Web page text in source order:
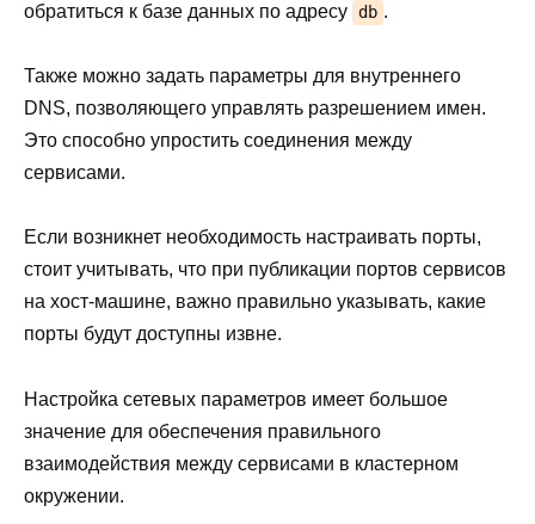
обратиться к базе данных по адресу db .
Также можно задать параметры для внутреннего
DNS, позволяющего управлять разрешением имен.
Это способно упростить соединения между
сервисами.
Если возникнет необходимость настраивать порты,
стоит учитывать, что при публикации портов сервисов
на хост-машине, важно правильно указывать, какие
порты будут доступны извне.
Настройка сетевых параметров имеет большое
значение для обеспечения правильного
взаимодействия между сервисами в кластерном
окружении.